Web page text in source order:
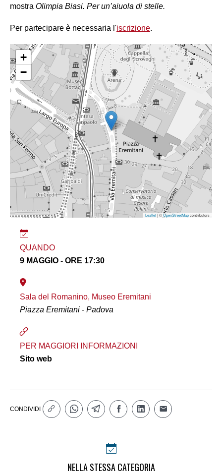
mostra Olimpia Biasi. Per un’aiuola di stelle.
Per partecipare è necessaria l'iscrizione.
+
−
Leaflet| ©OpenStreetMapcontributors
QUANDO
9 MAGGIO - ORE 17:30
Sala del Romanino, Museo Eremitani
Piazza Eremitani - Padova
PER MAGGIORI INFORMAZIONI
Sito web
CONDIVIDI
NELLA STESSA CATEGORIA